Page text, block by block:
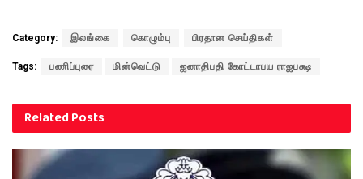
Category: இலங்கை கொழும்பு பிரதான செய்திகள்
Tags: பணிப்புரை மின்வெட்டு ஜனாதிபதி கோட்டாபய ராஜபக்ஷ
RelatedPosts